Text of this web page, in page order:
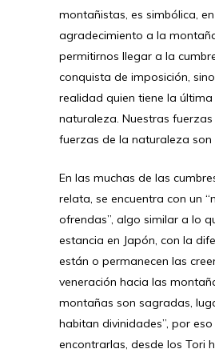
montañistas, es simbólica, en
agradecimiento a la
permitirnos llegar a la
conquista de imposición,
realidad quien tiene la
naturaleza. Nuestras
fuerzas de la naturaleza son
En las muchas de las
relata, se encuentra con un
ofrendas”, algo similar a lo
estancia en Japón, con la
están o permanecen las
veneración hacia las
montañas son sagradas,
habitan divinidades”, por eso
encontrarlas, desde los Tori